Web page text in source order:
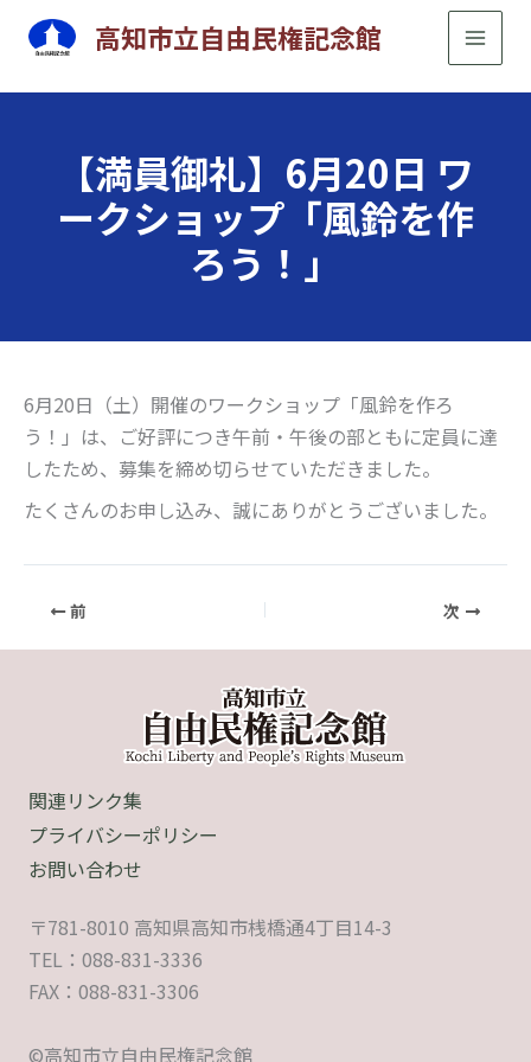
高知市立自由民権記念館
【満員御礼】6月20日 ワ
ークショップ「風鈴を作
ろう！」
6月20日（土）開催のワークショップ「風鈴を作ろ
う！」は、ご好評につき午前・午後の部ともに定員に達
したため、募集を締め切らせていただきました。
たくさんのお申し込み、誠にありがとうございました。
前 次
関連リンク集
プライバシーポリシー
お問い合わせ
〒781-8010 高知県高知市桟橋通4丁目14-3
TEL：088-831-3336
FAX：088-831-3306
©高知市立自由民権記念館